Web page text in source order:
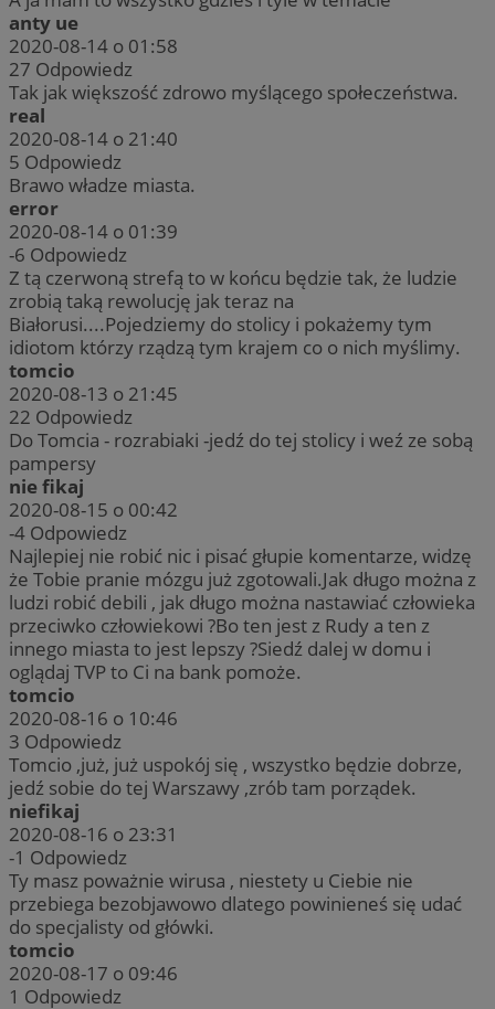
anty ue
2020-08-14 o 01:58
27 Odpowiedz
Tak jak większość zdrowo myślącego społeczeństwa.
real
2020-08-14 o 21:40
5 Odpowiedz
Brawo władze miasta.
error
2020-08-14 o 01:39
-6 Odpowiedz
Z tą czerwoną strefą to w końcu będzie tak, że ludzie
zrobią taką rewolucję jak teraz na
Białorusi....Pojedziemy do stolicy i pokażemy tym
idiotom którzy rządzą tym krajem co o nich myślimy.
tomcio
2020-08-13 o 21:45
22 Odpowiedz
Do Tomcia - rozrabiaki -jedź do tej stolicy i weź ze sobą
pampersy
nie fikaj
2020-08-15 o 00:42
-4 Odpowiedz
Najlepiej nie robić nic i pisać głupie komentarze, widzę
że Tobie pranie mózgu już zgotowali.Jak długo można z
ludzi robić debili , jak długo można nastawiać człowieka
przeciwko człowiekowi ?Bo ten jest z Rudy a ten z
innego miasta to jest lepszy ?Siedź dalej w domu i
oglądaj TVP to Ci na bank pomoże.
tomcio
2020-08-16 o 10:46
3 Odpowiedz
Tomcio ,już, już uspokój się , wszystko będzie dobrze,
jedź sobie do tej Warszawy ,zrób tam porządek.
niefikaj
2020-08-16 o 23:31
-1 Odpowiedz
Ty masz poważnie wirusa , niestety u Ciebie nie
przebiega bezobjawowo dlatego powinieneś się udać
do specjalisty od główki.
tomcio
2020-08-17 o 09:46
1 Odpowiedz